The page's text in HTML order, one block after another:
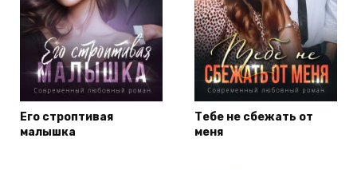
Его строптивая
малышка
Тебе не сбежать от
меня